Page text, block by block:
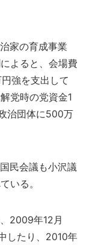
家の育成事業
よると、会場費
強を支出して
党時の党資金1
治団体に500万
民会議も小沢議
いる。
2009年12月
したり、2010年